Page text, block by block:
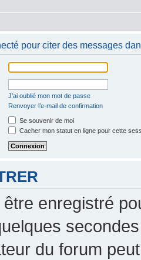
pour citer des messages
J’ai oublié mon mot de passe
Renvoyer l’e-mail de confirmation
Se souvenir de moi
Cacher mon statut en ligne pour cette
enregistré
du forum